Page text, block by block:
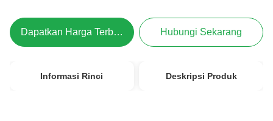
Dapatkan Harga Terbaik Hubungi Sekarang
Informasi Rinci Deskripsi Produk